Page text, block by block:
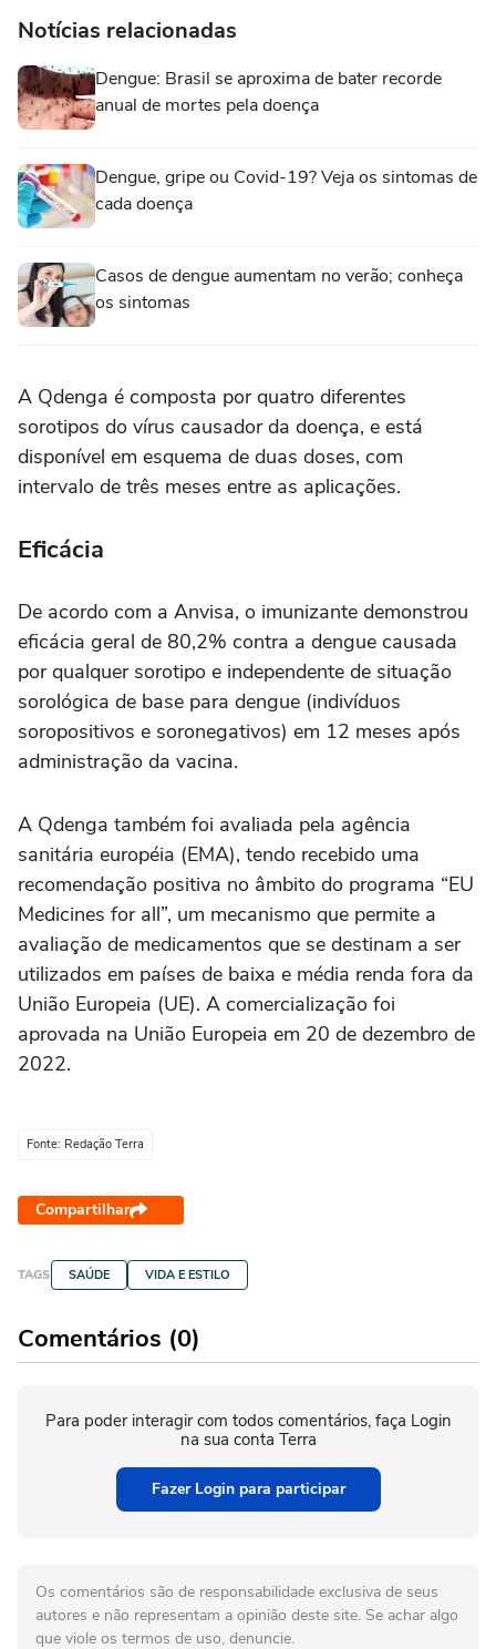
Notícias relacionadas
Dengue: Brasil se aproxima de bater recorde
anual de mortes pela doença
Dengue, gripe ou Covid-19? Veja os sintomas de
cada doença
Casos de dengue aumentam no verão; conheça
os sintomas
A Qdenga é composta por quatro diferentes
sorotipos do vírus causador da doença, e está
disponível em esquema de duas doses, com
intervalo de três meses entre as aplicações.
Eficácia
De acordo com a Anvisa, o imunizante demonstrou
eficácia geral de 80,2% contra a dengue causada
por qualquer sorotipo e independente de situação
sorológica de base para dengue (indivíduos
soropositivos e soronegativos) em 12 meses após
administração da vacina.
A Qdenga também foi avaliada pela agência
sanitária européia (EMA), tendo recebido uma
recomendação positiva no âmbito do programa “EU
Medicines for all”, um mecanismo que permite a
avaliação de medicamentos que se destinam a ser
utilizados em países de baixa e média renda fora da
União Europeia (UE). A comercialização foi
aprovada na União Europeia em 20 de dezembro de
2022.
Fonte: Redação Terra
Compartilhar
TAGS SAÚDE VIDA E ESTILO
Comentários (0)
Para poder interagir com todos comentários, faça Login
na sua conta Terra
Fazer Login para participar
Os comentários são de responsabilidade exclusiva de seus
autores e não representam a opinião deste site. Se achar algo
que viole os termos de uso, denuncie.